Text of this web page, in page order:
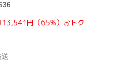
13,541 円 （65%） おトク